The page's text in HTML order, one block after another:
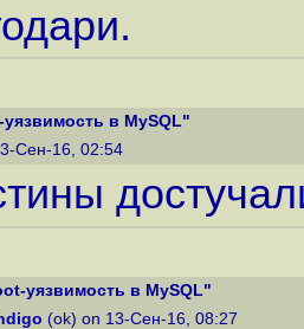
в MySQL"
Сен-16, 02:54
уязвимость в MySQL"
(ok) on 13-Сен-16, 08:27